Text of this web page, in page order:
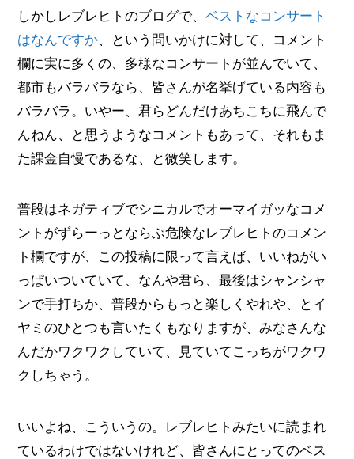
しかしレブレヒトのブログで、ベストなコンサート
はなんですか、という問いかけに対して、コメント
欄に実に多くの、多様なコンサートが並んでいて、
都市もバラバラなら、皆さんが名挙げている内容も
バラバラ。いやー、君らどんだけあちこちに飛んで
んねん、と思うようなコメントもあって、それもま
た課金自慢であるな、と微笑します。
普段はネガティブでシニカルでオーマイガッなコメ
ントがずらーっとならぶ危険なレブレヒトのコメン
ト欄ですが、この投稿に限って言えば、いいねがい
っぱいついていて、なんや君ら、最後はシャンシャ
ンで手打ちか、普段からもっと楽しくやれや、とイ
ヤミのひとつも言いたくもなりますが、みなさんな
んだかワクワクしていて、見ていてこっちがワクワ
クしちゃう。
いいよね、こういうの。レブレヒトみたいに読まれ
ているわけではないけれど、皆さんにとってのベス